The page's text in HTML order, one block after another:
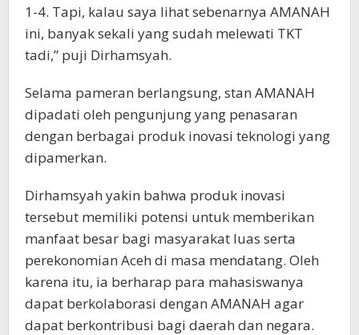
1-4. Tapi, kalau saya lihat sebenarnya AMANAH
ini, banyak sekali yang sudah melewati TKT
tadi,” puji Dirhamsyah.
Selama pameran berlangsung, stan AMANAH
dipadati oleh pengunjung yang penasaran
dengan berbagai produk inovasi teknologi yang
dipamerkan.
Dirhamsyah yakin bahwa produk inovasi
tersebut memiliki potensi untuk memberikan
manfaat besar bagi masyarakat luas serta
perekonomian Aceh di masa mendatang. Oleh
karena itu, ia berharap para mahasiswanya
dapat berkolaborasi dengan AMANAH agar
dapat berkontribusi bagi daerah dan negara.